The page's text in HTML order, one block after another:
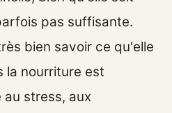
pas suffisante.
bien savoir ce qu'elle
la nourriture est
au stress, aux